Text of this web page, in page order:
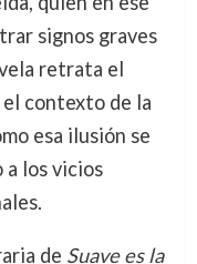
signos graves
retrata el
contexto de la
esa ilusión se
los vicios
de Suave es la